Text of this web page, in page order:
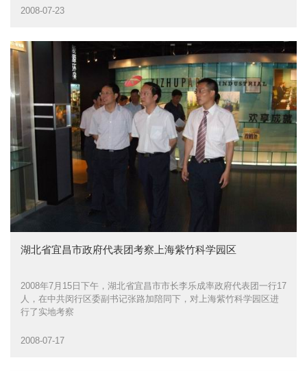
2008-07-23
湖北省宜昌市政府代表团考察上海紫竹科学园区
2008年7月15日下午，湖北省宜昌市市长李乐成率政府代表团一行17
人，在中共闵行区委副书记张路加陪同下，对上海紫竹科学园区进
行了实地考察
2008-07-17